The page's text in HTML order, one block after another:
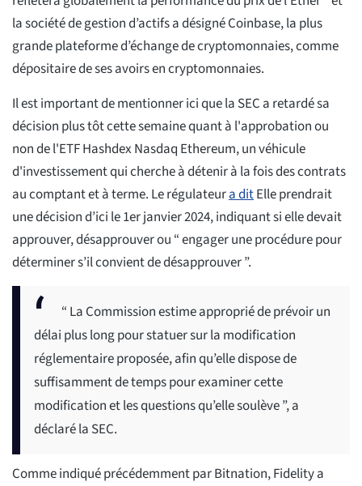
la société de gestion d’actifs a désigné Coinbase, la plus
grande plateforme d’échange de cryptomonnaies, comme
dépositaire de ses avoirs en cryptomonnaies.
Il est important de mentionner ici que la SEC a retardé sa
décision plus tôt cette semaine quant à l'approbation ou
non de l'ETF Hashdex Nasdaq Ethereum, un véhicule
d'investissement qui cherche à détenir à la fois des contrats
au comptant et à terme. Le régulateura ditElle prendrait
une décision d’ici le 1er janvier 2024, indiquant si elle devait
approuver, désapprouver ou “ engager une procédure pour
déterminer s’il convient de désapprouver ”.
“ La Commission estime approprié de prévoir un
délai plus long pour statuer sur la modification
réglementaire proposée, afin qu’elle dispose de
suffisamment de temps pour examiner cette
modification et les questions qu’elle soulève ”, a
déclaré la SEC.
Comme indiqué précédemment par Bitnation, Fidelity a